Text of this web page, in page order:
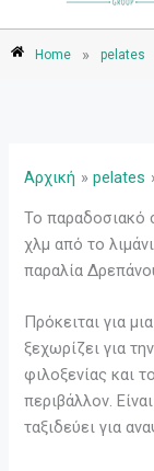
Home » pelates
Αρχική pelates
Το παραδοσιακό
χλμ από το
παραλία
Πρόκειται για
ξεχωρίζει για
φιλοξενίας και
περιβάλλον.
ταξιδεύει για